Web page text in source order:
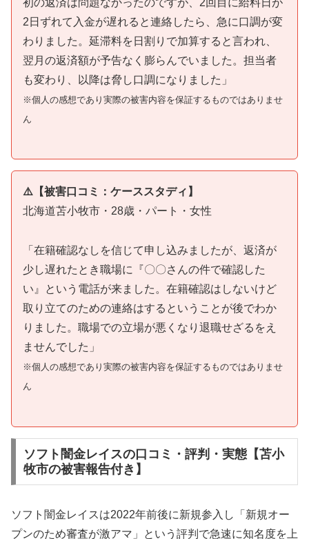
2日ずれて入金が遅れると連絡したら、急に口調が変
わりました。延滞料を日割りで加算すると言われ、
翌月の返済額が予告なく膨らんでいました。担当者
も変わり、以降は脅し口調になりました」
※個人の感想であり実際の被害内容を保証するものではありませ
ん
⚠️【被害口コミ：ケーススタディ】
北海道苫小牧市・28歳・パート・女性
「在籍確認なしを信じて申し込みましたが、返済が
少し遅れたとき職場に『〇〇さんの件で確認した
い』という電話が来ました。在籍確認はしないけど
取り立てのための連絡はするということが後でわか
りました。職場での立場が悪くなり退職せざるをえ
ませんでした」
※個人の感想であり実際の被害内容を保証するものではありませ
ん
ソフト闇金レイスの口コミ・評判・実態【苫小
牧市の被害報告付き】
ソフト闇金レイスは2022年前後に新規参入し「新規オー
プンのため審査が激アマ」という評判で急速に知名度を上